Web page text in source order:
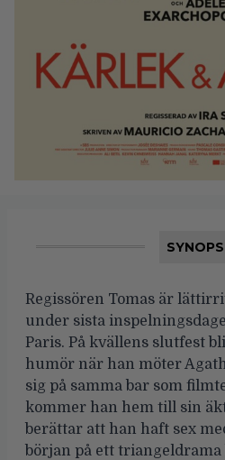
Regissören Tomas är
under sista
Paris. På kvällens slutfest
humör när han möter
sig på samma bar som
kommer han hem till sin
berättar att han haft sex
början på ett triangeldrama